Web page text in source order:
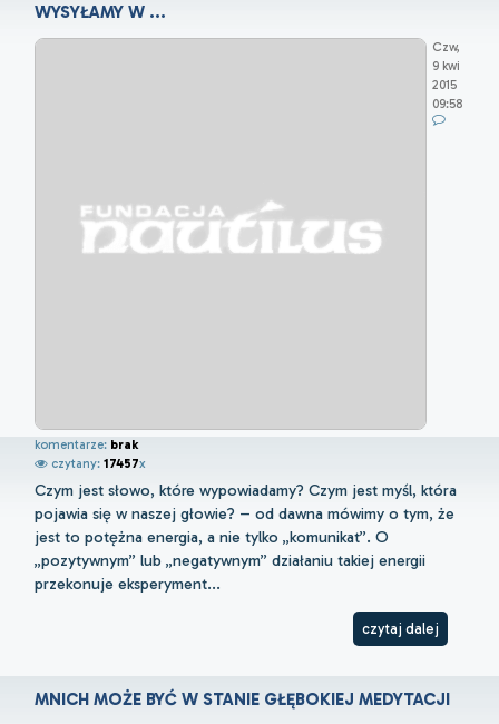
WYSYŁAMY W ...
Czw,
9 kwi
2015
09:58
komentarze: brak
czytany: 17457x
Czym jest słowo, które wypowiadamy? Czym jest myśl, która
pojawia się w naszej głowie? – od dawna mówimy o tym, że
jest to potężna energia, a nie tylko „komunikat”. O
„pozytywnym” lub „negatywnym” działaniu takiej energii
przekonuje eksperyment...
czytaj dalej
MNICH MOŻE BYĆ W STANIE GŁĘBOKIEJ MEDYTACJI